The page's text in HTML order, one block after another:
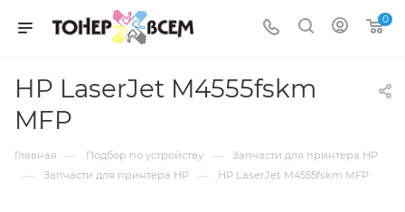
0
HP LaserJet M4555fskm
MFP
Главная — Подбор по устройству — Запчасти для принтера HP
— Запчасти для принтера HP — HP LaserJet M4555fskm MFP